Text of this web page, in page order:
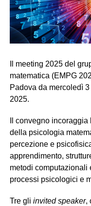
Il meeting 2025 del
matematica (EMPG
Padova da mercoledì
2025.
Il convegno
della psicologia
percezione e
apprendimento,
metodi computazionali
processi psicologici e
Tre gli invited speaker,